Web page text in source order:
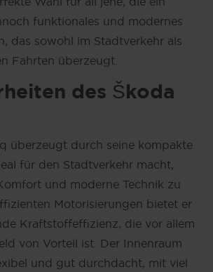
funktionales und modernes
das sowohl im Stadtverkehr als
Fahrten überzeugt.
des Škoda
überzeugt durch seine kompakte
für den Stadtverkehr macht,
und moderne Technik zu
Motorisierungen bietet er
Kraftstoffeffizienz, die vor allem
von Vorteil ist. Der Innenraum
und gut durchdacht, mit viel